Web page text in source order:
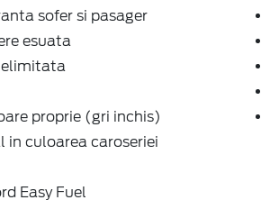
sofer si pasager
esuata
proprie (gri inchis)
culoarea caroseriei
Easy Fuel